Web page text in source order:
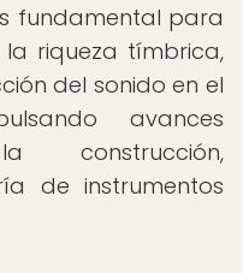
fundamental para
riqueza tímbrica,
del sonido en el
avances
construcción,
de instrumentos